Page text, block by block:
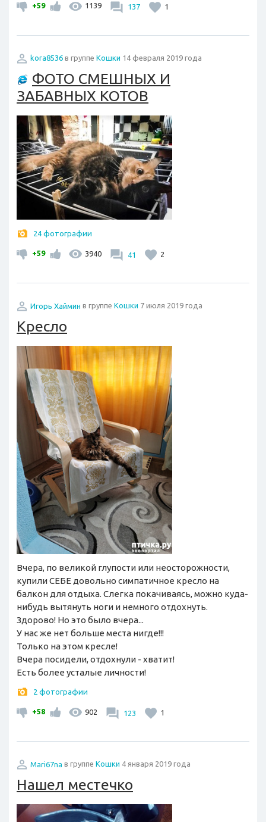
+59 1139 137 1
kora8536 в группе Кошки 14 февраля 2019 года
ФОТО СМЕШНЫХ И
ЗАБАВНЫХ КОТОВ
24 фотографии
+59 3940 41 2
Игорь Хаймин в группе Кошки 7 июля 2019 года
Кресло
Вчера, по великой глупости или неосторожности,
купили СЕБЕ довольно симпатичное кресло на
балкон для отдыха. Слегка покачиваясь, можно куда-
нибудь вытянуть ноги и немного отдохнуть.
Здорово! Но это было вчера...
У нас же нет больше места нигде!!!
Только на этом кресле!
Вчера посидели, отдохнули - хватит!
Есть более усталые личности!
2 фотографии
+58 902 123 1
Mari67na в группе Кошки 4 января 2019 года
Нашел местечко